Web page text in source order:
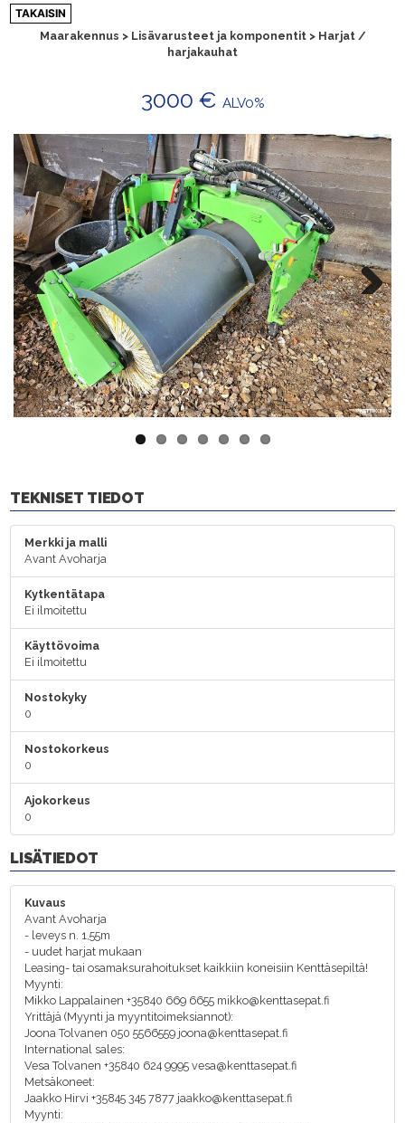
Siirry
sisältöön
TAKAISIN
Maarakennus > Lisävarusteet ja komponentit > Harjat /
harjakauhat
3000 € ALV0%
Previ
ous
Next
TEKNISET TIEDOT
Merkki ja malli
Avant Avoharja
Kytkentätapa
Ei ilmoitettu
Käyttövoima
Ei ilmoitettu
Nostokyky
0
Nostokorkeus
0
Ajokorkeus
0
LISÄTIEDOT
Kuvaus
Avant Avoharja
- leveys n. 1,55m
- uudet harjat mukaan
Leasing- tai osamaksurahoitukset kaikkiin koneisiin Kenttäsepiltä!
Myynti:
Mikko Lappalainen +35840 669 6655 mikko@kenttasepat.fi
Yrittäjä (Myynti ja myyntitoimeksiannot):
Joona Tolvanen 050 5566559 joona@kenttasepat.fi
International sales:
Vesa Tolvanen +35840 624 9995 vesa@kenttasepat.fi
Metsäkoneet:
Jaakko Hirvi +35845 345 7877 jaakko@kenttasepat.fi
Myynti: